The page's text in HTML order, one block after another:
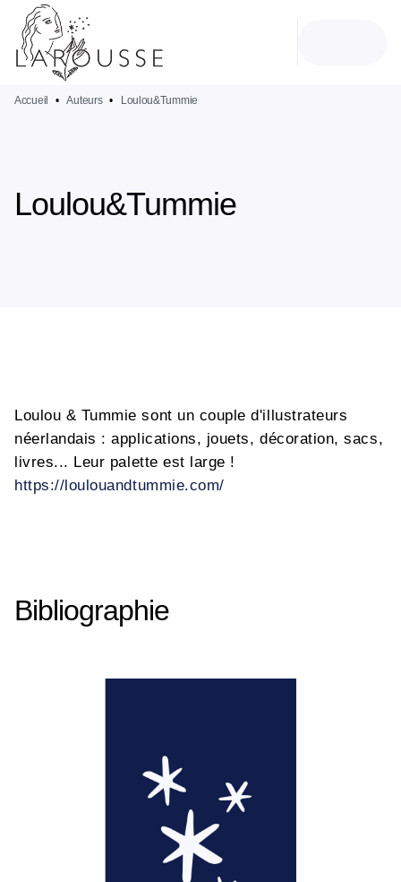
MENU
PIED DE PAGE
Accueil • Auteurs • Loulou&Tummie
Loulou&Tummie
Loulou & Tummie sont un couple d'illustrateurs
néerlandais : applications, jouets, décoration, sacs,
livres... Leur palette est large !
https://loulouandtummie.com/
Bibliographie